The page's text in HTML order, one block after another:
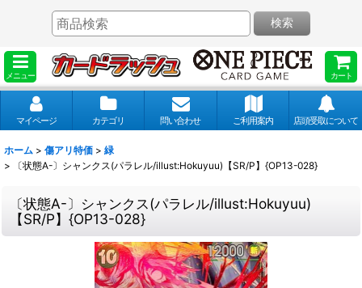
メニュー カート
検索
マイページ カテゴリ 問い合わせ ご利用案内 店頭受取について
ホーム > 傷アリ特価 > 緑
>
〔状態A-〕シャンクス(パラレル/illust:Hokuyuu)【SR/P】{OP13-028}
〔状態A-〕シャンクス(パラレル/illust:Hokuyuu)
【SR/P】{OP13-028}